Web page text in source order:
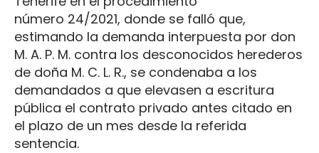
número 24/2021, donde se falló que,
estimando la demanda interpuesta por don
M. A. P. M. contra los desconocidos herederos
de doña M. C. L. R., se condenaba a los
demandados a que elevasen a escritura
pública el contrato privado antes citado en
el plazo de un mes desde la referida
sentencia.